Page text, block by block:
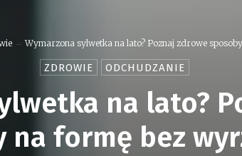
Wymarzona sylwetka na lato? Poznaj zdrowe
ZDROWIE ODCHUDZANIE
na lato?
na formę bez